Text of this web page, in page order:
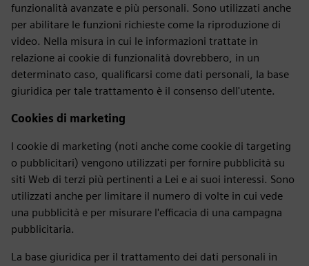
funzionalità avanzate e più personali. Sono utilizzati anche
per abilitare le funzioni richieste come la riproduzione di
video. Nella misura in cui le informazioni trattate in
relazione ai cookie di funzionalità dovrebbero, in un
determinato caso, qualificarsi come dati personali, la base
giuridica per tale trattamento è il consenso dell'utente.
Cookies di marketing
I cookie di marketing (noti anche come cookie di targeting
o pubblicitari) vengono utilizzati per fornire pubblicità su
siti Web di terzi più pertinenti a Lei e ai suoi interessi. Sono
utilizzati anche per limitare il numero di volte in cui vede
una pubblicità e per misurare l'efficacia di una campagna
pubblicitaria.
La base giuridica per il trattamento dei dati personali in